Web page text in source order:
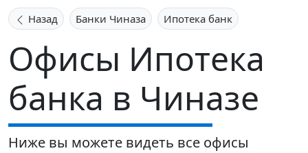
Назад Банки Чиназа Ипотека банк
Офисы Ипотека
банка в Чиназе
Ниже вы можете видеть все офисы